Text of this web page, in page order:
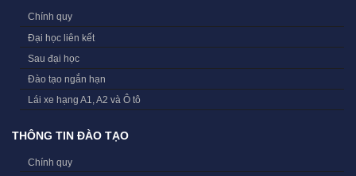
Chính quy
Đại học liên kết
Sau đại học
Đào tạo ngắn hạn
Lái xe hạng A1, A2 và Ô tô
THÔNG TIN ĐÀO TẠO
Chính quy